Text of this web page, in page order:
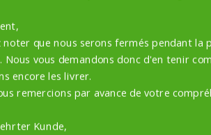
LEES MEER
noter que nous serons fermés pendant la
Nous vous demandons donc d'en tenir
encore les livrer.
remercions par avance de votre
Kunde,